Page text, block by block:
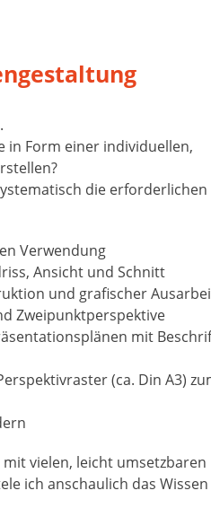
in Form einer individuellen,
die erforderlichen
Verwendung
Ansicht und Schnitt
und grafischer
Zweipunktperspektive
mit
(ca. Din A3)
vielen, leicht umsetzbaren
ich anschaulich das Wissen